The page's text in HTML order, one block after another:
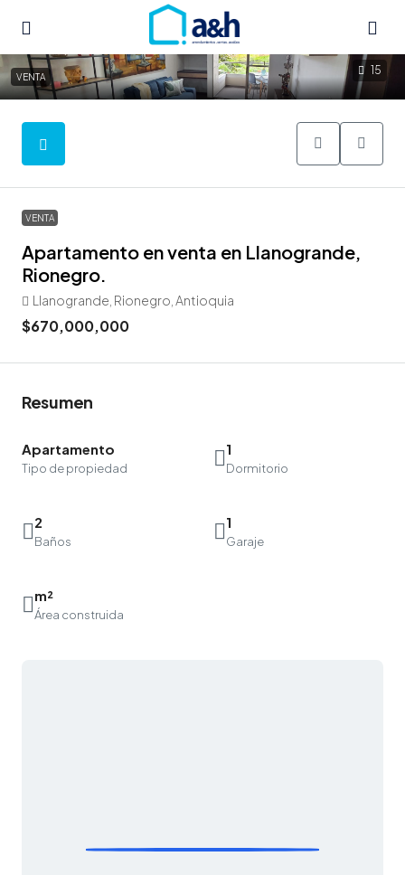
15
VENTA
VENTA
Apartamento en venta en Llanogrande,
Rionegro.
Llanogrande, Rionegro, Antioquia
$670,000,000
Resumen
Apartamento
Tipo de propiedad
1
Dormitorio
2
Baños
1
Garaje
m²
Área construida